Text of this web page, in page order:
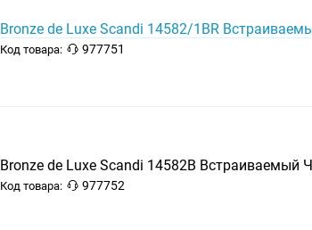
Bronze de Luxe Scandi 14582/1BR
Код товара: 977751
Bronze de Luxe Scandi 14582B Встраиваемый
Код товара: 977752